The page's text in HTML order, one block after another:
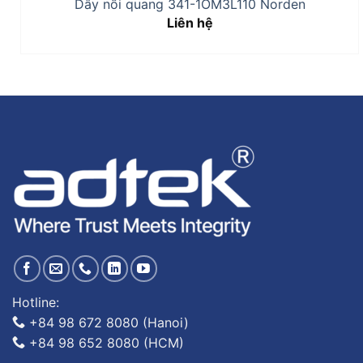
Dây nối quang 341-1OM3L110 Norden
Liên hệ
Hotline:
+84 98 672 8080 (Hanoi)
+84 98 652 8080 (HCM)